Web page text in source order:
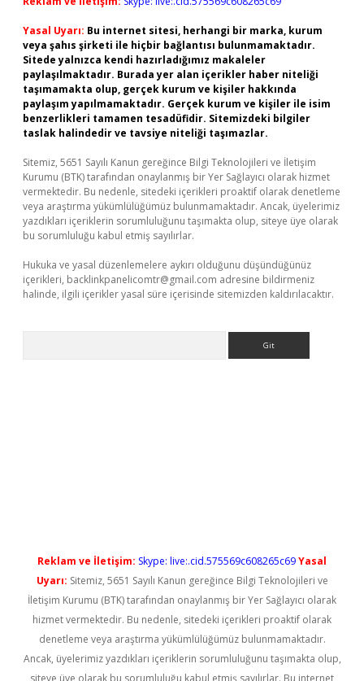
Yasal Uyarı: Bu internet sitesi, herhangi bir marka, kurum
veya şahıs şirketi ile hiçbir bağlantısı bulunmamaktadır.
Sitede yalnızca kendi hazırladığımız makaleler
paylaşılmaktadır. Burada yer alan içerikler haber niteliği
taşımamakta olup, gerçek kurum ve kişiler hakkında
paylaşım yapılmamaktadır. Gerçek kurum ve kişiler ile isim
benzerlikleri tamamen tesadüfidir. Sitemizdeki bilgiler
taslak halindedir ve tavsiye niteliği taşımazlar.
Sitemiz, 5651 Sayılı Kanun gereğince Bilgi Teknolojileri ve İletişim
Kurumu (BTK) tarafından onaylanmış bir Yer Sağlayıcı olarak hizmet
vermektedir. Bu nedenle, sitedeki içerikleri proaktif olarak denetleme
veya araştırma yükümlülüğümüz bulunmamaktadır. Ancak, üyelerimiz
yazdıkları içeriklerin sorumluluğunu taşımakta olup, siteye üye olarak
bu sorumluluğu kabul etmiş sayılırlar.
Hukuka ve yasal düzenlemelere aykırı olduğunu düşündüğünüz
içerikleri, backlinkpanelicomtr@gmail.com adresine bildirmeniz
halinde, ilgili içerikler yasal süre içerisinde sitemizden kaldırılacaktır.
Reklam ve İletişim: Skype: live:.cid.575569c608265c69Yasal
Uyarı: Sitemiz, 5651 Sayılı Kanun gereğince Bilgi Teknolojileri ve
İletişim Kurumu (BTK) tarafından onaylanmış bir Yer Sağlayıcı olarak
hizmet vermektedir. Bu nedenle, sitedeki içerikleri proaktif olarak
denetleme veya araştırma yükümlülüğümüz bulunmamaktadır.
Ancak, üyelerimiz yazdıkları içeriklerin sorumluluğunu taşımakta olup,
siteye üye olarak bu sorumluluğu kabul etmiş sayılırlar. Bu internet